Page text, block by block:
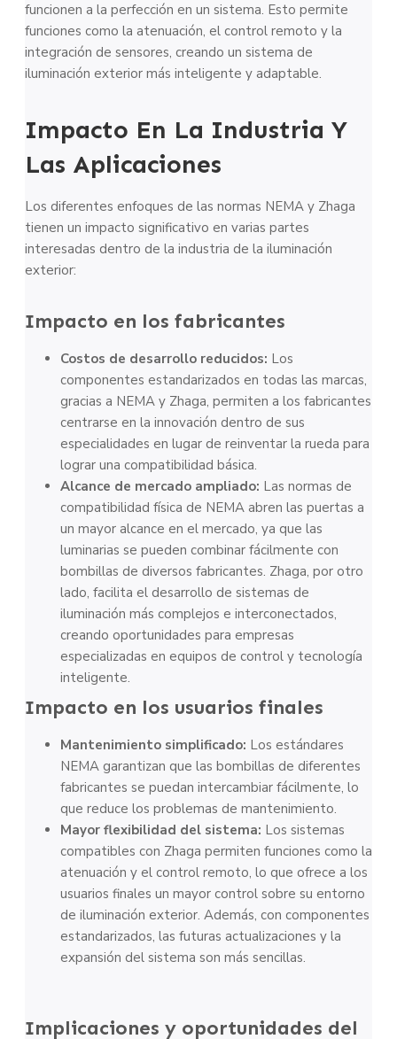
funcionen a la perfección en un sistema. Esto permite
funciones como la atenuación, el control remoto y la
integración de sensores, creando un sistema de
iluminación exterior más inteligente y adaptable.
Impacto En La Industria Y
Las Aplicaciones
Los diferentes enfoques de las normas NEMA y Zhaga
tienen un impacto significativo en varias partes
interesadas dentro de la industria de la iluminación
exterior:
Impacto en los fabricantes
Costos de desarrollo reducidos: Los
componentes estandarizados en todas las marcas,
gracias a NEMA y Zhaga, permiten a los fabricantes
centrarse en la innovación dentro de sus
especialidades en lugar de reinventar la rueda para
lograr una compatibilidad básica.
Alcance de mercado ampliado: Las normas de
compatibilidad física de NEMA abren las puertas a
un mayor alcance en el mercado, ya que las
luminarias se pueden combinar fácilmente con
bombillas de diversos fabricantes. Zhaga, por otro
lado, facilita el desarrollo de sistemas de
iluminación más complejos e interconectados,
creando oportunidades para empresas
especializadas en equipos de control y tecnología
inteligente.
Impacto en los usuarios finales
Mantenimiento simplificado: Los estándares
NEMA garantizan que las bombillas de diferentes
fabricantes se puedan intercambiar fácilmente, lo
que reduce los problemas de mantenimiento.
Mayor flexibilidad del sistema: Los sistemas
compatibles con Zhaga permiten funciones como la
atenuación y el control remoto, lo que ofrece a los
usuarios finales un mayor control sobre su entorno
de iluminación exterior. Además, con componentes
estandarizados, las futuras actualizaciones y la
expansión del sistema son más sencillas.
Implicaciones y oportunidades del